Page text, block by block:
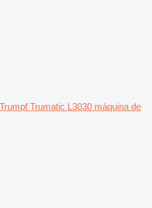
Trumpf Trumatic L3030 máquina de